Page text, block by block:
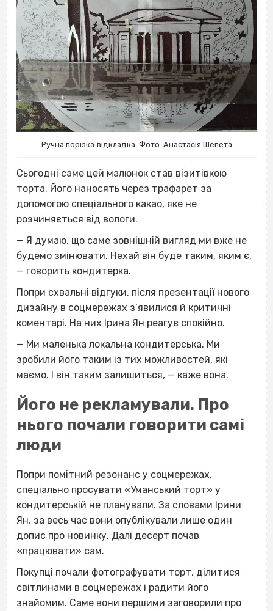
Ручна порізка‐відкладка. Фото: Анастасія Шепета
Сьогодні саме цей малюнок став візитівкою
торта. Його наносять через трафарет за
допомогою спеціального какао, яке не
розчиняється від вологи.
— Я думаю, що саме зовнішній вигляд ми вже не
будемо змінювати. Нехай він буде таким, яким є,
— говорить кондитерка.
Попри схвальні відгуки, після презентації нового
дизайну в соцмережах з’явилися й критичні
коментарі. На них Ірина Ян реагує спокійно.
— Ми маленька локальна кондитерська. Ми
зробили його таким із тих можливостей, які
маємо. І він таким залишиться, — каже вона.
Його не рекламували. Про
нього почали говорити самі
люди
Попри помітний резонанс у соцмережах,
спеціально просувати «Уманський торт» у
кондитерській не планували. За словами Ірини
Ян, за весь час вони опублікували лише один
допис про новинку. Далі десерт почав
«працювати» сам.
Покупці почали фотографувати торт, ділитися
світлинами в соцмережах і радити його
знайомим. Саме вони першими заговорили про